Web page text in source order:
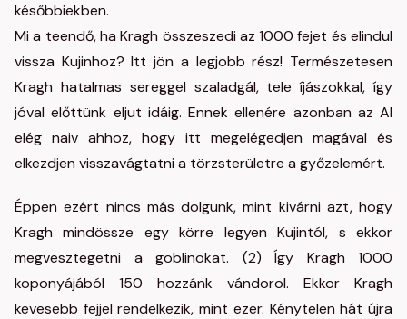
későbbiekben.
Mi a teendő, ha Kragh összeszedi az 1000 fejet és elindul
vissza Kujinhoz? Itt jön a legjobb rész! Természetesen
Kragh hatalmas sereggel szaladgál, tele íjászokkal, így
jóval előttünk eljut idáig. Ennek ellenére azonban az AI
elég naiv ahhoz, hogy itt megelégedjen magával és
elkezdjen visszavágtatni a törzsterületre a győzelemért.
Éppen ezért nincs más dolgunk, mint kivárni azt, hogy
Kragh mindössze egy körre legyen Kujintól, s ekkor
megvesztegetni a goblinokat. (2) Így Kragh 1000
koponyájából 150 hozzánk vándorol. Ekkor Kragh
kevesebb fejjel rendelkezik, mint ezer. Kénytelen hát újra